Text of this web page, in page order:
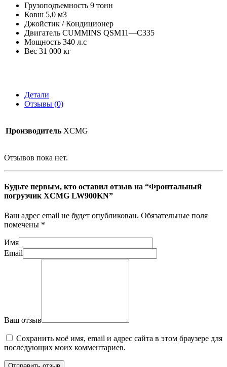
Грузоподъемность 9 тонн
Ковш 5,0 м3
Джойстик / Кондиционер
Двигатель CUMMINS QSM11—C335
Мощность 340 л.с
Вес 31 000 кг
Детали
Отзывы (0)
Производитель XCMG
Отзывов пока нет.
Будьте первым, кто оставил отзыв на “Фронтальный
погрузчик XCMG LW900KN”
Ваш адрес email не будет опубликован. Обязательные поля
помечены *
Имя
Email
Ваш отзыв
Сохранить моё имя, email и адрес сайта в этом браузере для
последующих моих комментариев.